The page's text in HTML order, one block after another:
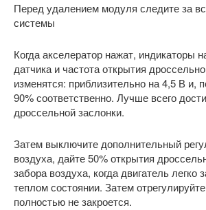
Перед удалением модуля следите за
системы
Когда акселератор нажат, индикаторы
датчика и частота открытия
изменятся: приблизительно на 4,5 В и,
90% соответственно. Лучше всего
дроссельной заслонки.
Затем выключите дополнительный
воздуха, дайте 50% открытия
забора воздуха, когда двигатель легко
теплом состоянии. Затем
полностью не закроется.